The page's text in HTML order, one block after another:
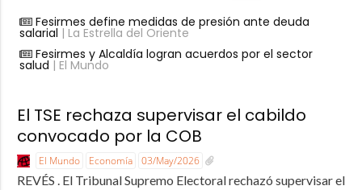
Fesirmes define medidas de presión ante deuda
salarial | La Estrella del Oriente
Fesirmes y Alcaldía logran acuerdos por el sector
salud | El Mundo
El TSE rechaza supervisar el cabildo
convocado por la COB
El Mundo Economía 03/May/2026
REVÉS . El Tribunal Supremo Electoral rechazó supervisar el